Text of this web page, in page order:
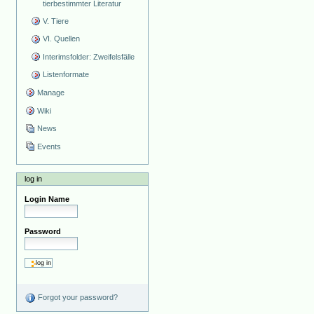
tierbestimmter Literatur
V. Tiere
VI. Quellen
Interimsfolder: Zweifelsfälle
Listenformate
Manage
Wiki
News
Events
log in
Login Name
Password
Forgot your password?